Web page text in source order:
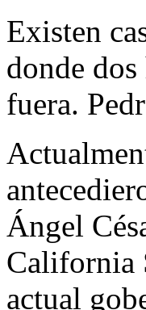
Existen
donde
fuera.
Ángel
California
actual